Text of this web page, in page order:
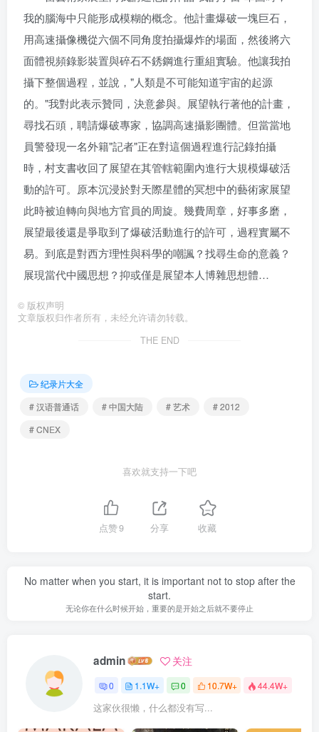
我的腦海中只能形成模糊的概念。他計畫爆破一塊巨石，
用高速攝像機從六個不同角度拍攝爆炸的場面，然後將六
面體視頻錄影裝置與碎石不銹鋼進行重組實驗。他讓我拍
攝下整個過程，並說，"人類是不可能知道宇宙的起源
的。"我對此表示贊同，決意參與。展望執行著他的計畫，
尋找石頭，聘請爆破專家，協調高速攝影團體。但當當地
員警發現一名外籍"記者"正在對這個過程進行記錄拍攝
時，村支書收回了展望在其管轄範圍內進行大規模爆破活
動的許可。原本沉浸於對天際星體的冥想中的藝術家展望
此時被迫轉向與地方官員的周旋。幾費周章，好事多磨，
展望最後還是爭取到了爆破活動進行的許可，過程實屬不
易。到底是對西方理性與科學的嘲諷？找尋生命的意義？
展現當代中國思想？抑或僅是展望本人博雜思想體…
© 版权声明
文章版权归作者所有，未经允许请勿转载。
THE END
纪录片大全
# 汉语普通话
# 中国大陆 # 艺术
# 2012
# CNEX
喜欢就支持一下吧
点赞9 分享 收藏
No matter when you start, it is important not to stop after the
start.
无论你在什么时候开始，重要的是开始之后就不要停止
admin 关注
0 1.1W+ 0 10.7W+ 44.4W+
这家伙很懒，什么都没有写...